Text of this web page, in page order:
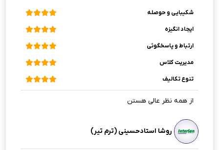
شکیبایی و حوصله
ایجاد انگیزه
ارتباط و پاسخگوئی
مدیریت کلاس
تنوع تکالیف
از همه نظر عالی هستن
روشا استادحسینی (ترم تیر)